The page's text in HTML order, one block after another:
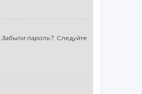
Забыли пароль?. Следуйте